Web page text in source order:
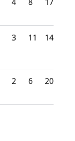
3 11 14
2 6 20